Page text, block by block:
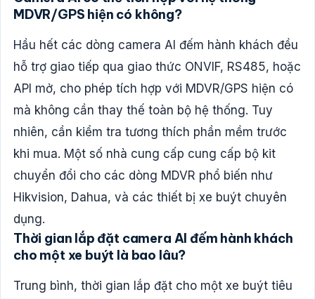
MDVR/GPS hiện có không?
Hầu hết các dòng camera AI đếm hành khách đều
hỗ trợ giao tiếp qua giao thức ONVIF, RS485, hoặc
API mở, cho phép tích hợp với MDVR/GPS hiện có
mà không cần thay thế toàn bộ hệ thống. Tuy
nhiên, cần kiểm tra tương thích phần mềm trước
khi mua. Một số nhà cung cấp cung cấp bộ kit
chuyển đổi cho các dòng MDVR phổ biến như
Hikvision, Dahua, và các thiết bị xe buýt chuyên
dụng.
Thời gian lắp đặt camera AI đếm hành khách
cho một xe buýt là bao lâu?
Trung bình, thời gian lắp đặt cho một xe buýt tiêu